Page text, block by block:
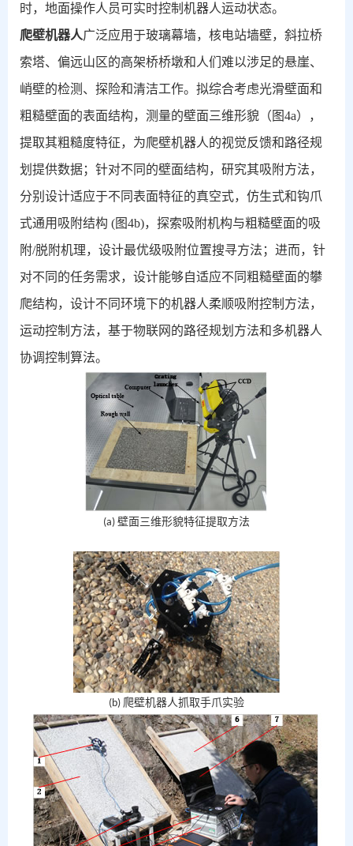
时，地面操作人员可实时控制机器人运动状态。
爬壁机器人广泛应用于玻璃幕墙，核电站墙壁，斜拉桥
索塔、偏远山区的高架桥桥墩和人们难以涉足的悬崖、
峭壁的检测、探险和清洁工作。拟综合考虑光滑壁面和
粗糙壁面的表面结构，测量的壁面三维形貌（图4a），
提取其粗糙度特征，为爬壁机器人的视觉反馈和路径规
划提供数据；针对不同的壁面结构，研究其吸附方法，
分别设计适应于不同表面特征的真空式，仿生式和钩爪
式通用吸附结构 (图4b)，探索吸附机构与粗糙壁面的吸
附/脱附机理，设计最优级吸附位置搜寻方法；进而，针
对不同的任务需求，设计能够自适应不同粗糙壁面的攀
爬结构，设计不同环境下的机器人柔顺吸附控制方法，
运动控制方法，基于物联网的路径规划方法和多机器人
协调控制算法。
(a) 壁面三维形貌特征提取方法
(b) 爬壁机器人抓取手爪实验